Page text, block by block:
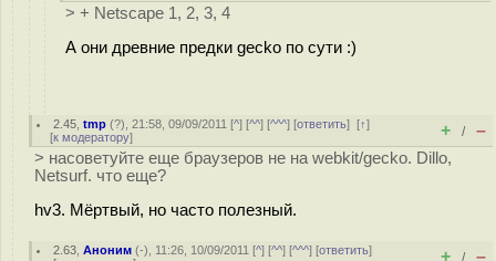
> + Netscape 1, 2, 3, 4
А они древние предки gecko по сути :)
2.45 ,tmp (?), 21:58, 09/09/2011 [^] [^^] [^^^] [ответить][↑]
[к модератору] + / –
> насоветуйте еще браузеров не на webkit/gecko. Dillo,
Netsurf. что еще?
hv3. Мёртвый, но часто полезный.
2.63 ,Аноним (-), 11:26, 10/09/2011 [^] [^^] [^^^] [ответить]
+ / –